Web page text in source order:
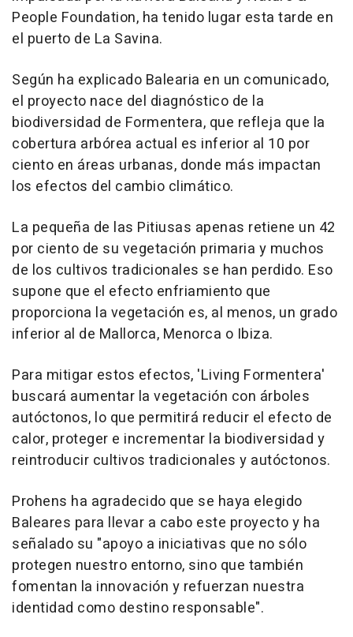
People Foundation, ha tenido lugar esta tarde en
el puerto de La Savina.
Según ha explicado Balearia en un comunicado,
el proyecto nace del diagnóstico de la
biodiversidad de Formentera, que refleja que la
cobertura arbórea actual es inferior al 10 por
ciento en áreas urbanas, donde más impactan
los efectos del cambio climático.
La pequeña de las Pitiusas apenas retiene un 42
por ciento de su vegetación primaria y muchos
de los cultivos tradicionales se han perdido. Eso
supone que el efecto enfriamiento que
proporciona la vegetación es, al menos, un grado
inferior al de Mallorca, Menorca o Ibiza.
Para mitigar estos efectos, 'Living Formentera'
buscará aumentar la vegetación con árboles
autóctonos, lo que permitirá reducir el efecto de
calor, proteger e incrementar la biodiversidad y
reintroducir cultivos tradicionales y autóctonos.
Prohens ha agradecido que se haya elegido
Baleares para llevar a cabo este proyecto y ha
señalado su "apoyo a iniciativas que no sólo
protegen nuestro entorno, sino que también
fomentan la innovación y refuerzan nuestra
identidad como destino responsable".